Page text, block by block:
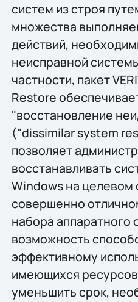
систем из строя
множества
действий,
неисправной
частности, пакет
Restore
"восстановление
("dissimilar system
позволяет
восстанавливать
Windows на целевом
совершенно
набора аппаратного
возможность
эффективному
имеющихся
уменьшить срок,